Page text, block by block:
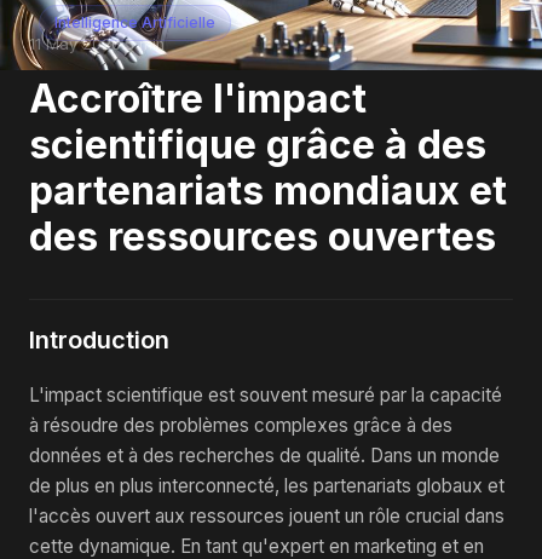
Intelligence Artificielle
11 May 2026·5 min
Accroître l'impact
scientifique grâce à des
partenariats mondiaux et
des ressources ouvertes
Introduction
L'impact scientifique est souvent mesuré par la capacité
à résoudre des problèmes complexes grâce à des
données et à des recherches de qualité. Dans un monde
de plus en plus interconnecté, les partenariats globaux et
l'accès ouvert aux ressources jouent un rôle crucial dans
cette dynamique. En tant qu'expert en marketing et en